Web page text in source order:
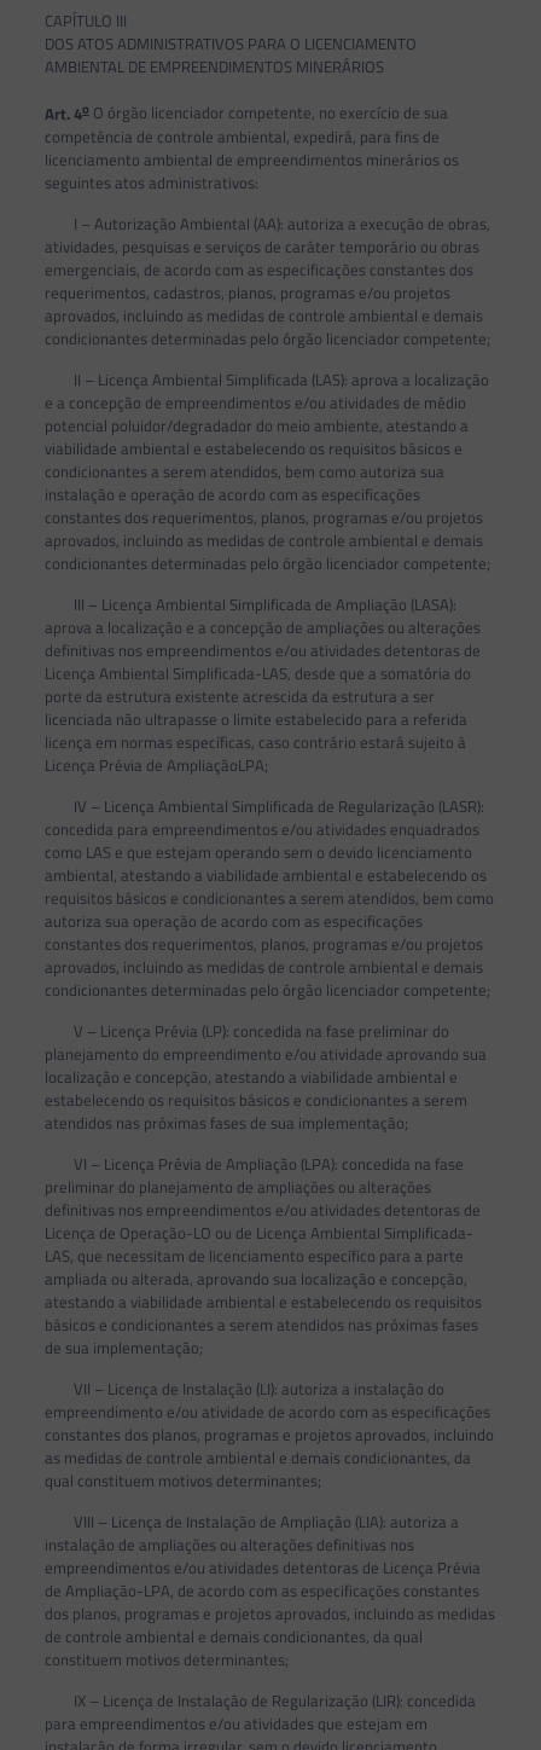
CAPÍTULO III
DOS ATOS ADMINISTRATIVOS PARA O LICENCIAMENTO
AMBIENTAL DE EMPREENDIMENTOS MINERÁRIOS
Art. 4o O órgão licenciador competente, no exercício de sua
competência de controle ambiental, expedirá, para fins de
licenciamento ambiental de empreendimentos minerários os
seguintes atos administrativos:
I – Autorização Ambiental (AA): autoriza a execução de obras,
atividades, pesquisas e serviços de caráter temporário ou obras
emergenciais, de acordo com as especificações constantes dos
requerimentos, cadastros, planos, programas e/ou projetos
aprovados, incluindo as medidas de controle ambiental e demais
condicionantes determinadas pelo órgão licenciador competente;
II – Licença Ambiental Simplificada (LAS): aprova a localização
e a concepção de empreendimentos e/ou atividades de médio
potencial poluidor/degradador do meio ambiente, atestando a
viabilidade ambiental e estabelecendo os requisitos básicos e
condicionantes a serem atendidos, bem como autoriza sua
instalação e operação de acordo com as especificações
constantes dos requerimentos, planos, programas e/ou projetos
aprovados, incluindo as medidas de controle ambiental e demais
condicionantes determinadas pelo órgão licenciador competente;
III – Licença Ambiental Simplificada de Ampliação (LASA):
aprova a localização e a concepção de ampliações ou alterações
definitivas nos empreendimentos e/ou atividades detentoras de
Licença Ambiental Simplificada-LAS, desde que a somatória do
porte da estrutura existente acrescida da estrutura a ser
licenciada não ultrapasse o limite estabelecido para a referida
licença em normas específicas, caso contrário estará sujeito à
Licença Prévia de AmpliaçãoLPA;
IV – Licença Ambiental Simplificada de Regularização (LASR):
concedida para empreendimentos e/ou atividades enquadrados
como LAS e que estejam operando sem o devido licenciamento
ambiental, atestando a viabilidade ambiental e estabelecendo os
requisitos básicos e condicionantes a serem atendidos, bem como
autoriza sua operação de acordo com as especificações
constantes dos requerimentos, planos, programas e/ou projetos
aprovados, incluindo as medidas de controle ambiental e demais
condicionantes determinadas pelo órgão licenciador competente;
V – Licença Prévia (LP): concedida na fase preliminar do
planejamento do empreendimento e/ou atividade aprovando sua
localização e concepção, atestando a viabilidade ambiental e
estabelecendo os requisitos básicos e condicionantes a serem
atendidos nas próximas fases de sua implementação;
VI – Licença Prévia de Ampliação (LPA): concedida na fase
preliminar do planejamento de ampliações ou alterações
definitivas nos empreendimentos e/ou atividades detentoras de
Licença de Operação-LO ou de Licença Ambiental Simplificada-
LAS, que necessitam de licenciamento específico para a parte
ampliada ou alterada, aprovando sua localização e concepção,
atestando a viabilidade ambiental e estabelecendo os requisitos
básicos e condicionantes a serem atendidos nas próximas fases
de sua implementação;
VII – Licença de Instalação (LI): autoriza a instalação do
empreendimento e/ou atividade de acordo com as especificações
constantes dos planos, programas e projetos aprovados, incluindo
as medidas de controle ambiental e demais condicionantes, da
qual constituem motivos determinantes;
VIII – Licença de Instalação de Ampliação (LIA): autoriza a
instalação de ampliações ou alterações definitivas nos
empreendimentos e/ou atividades detentoras de Licença Prévia
de Ampliação-LPA, de acordo com as especificações constantes
dos planos, programas e projetos aprovados, incluindo as medidas
de controle ambiental e demais condicionantes, da qual
constituem motivos determinantes;
IX – Licença de Instalação de Regularização (LIR): concedida
para empreendimentos e/ou atividades que estejam em